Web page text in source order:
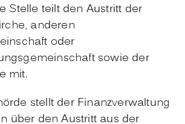
Stelle teilt den Austritt der
anderen
oder
sowie der
mit.
stellt der Finanzverwaltung
über den Austritt aus der